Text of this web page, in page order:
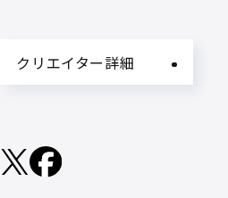
クリエイター詳細